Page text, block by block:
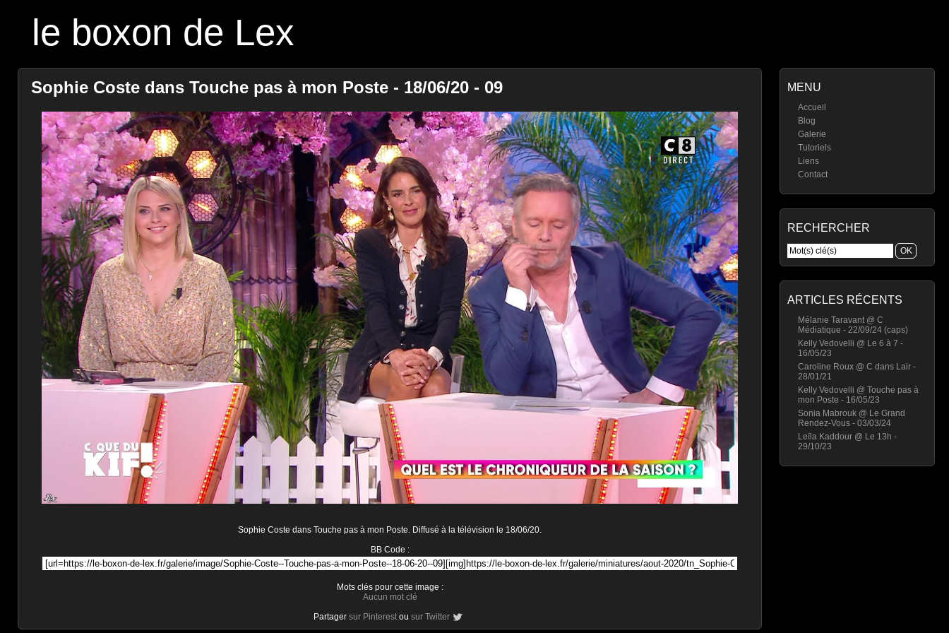
le boxon de Lex
MENU
Accueil
Blog
Galerie
Tutoriels
Liens
Contact
RECHERCHER
ARTICLES RÉCENTS
Mélanie Taravant @ C
Médiatique - 22/09/24 (caps)
Kelly Vedovelli @ Le 6 à 7 -
16/05/23
Caroline Roux @ C dans Lair -
28/01/21
Kelly Vedovelli @ Touche pas à
mon Poste - 16/05/23
Sonia Mabrouk @ Le Grand
Rendez-Vous - 03/03/24
Leïla Kaddour @ Le 13h -
29/10/23
Sophie Coste dans Touche pas à mon Poste - 18/06/20 - 09
Sophie Coste dans Touche pas à mon Poste. Diffusé à la télévision le 18/06/20.
BB Code :
Mots clés pour cette image :
Aucun mot clé
Partager sur Pinterest ou sur Twitter